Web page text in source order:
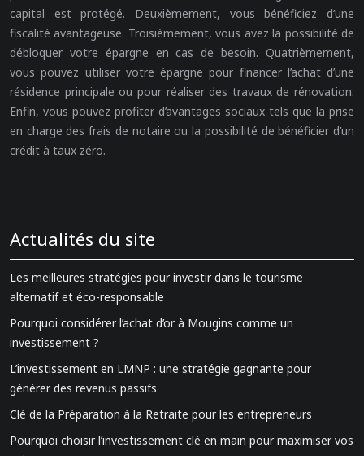
capital est protégé. Deuxièmement, vous bénéficiez d’une
fiscalité avantageuse. Troisièmement, vous avez la possibilité de
débloquer votre épargne en cas de besoin. Quatrièmement,
vous pouvez utiliser votre épargne pour financer l’achat d’une
résidence principale ou pour réaliser des travaux de rénovation.
Enfin, vous pouvez profiter d’avantages sociaux tels que la prise
en charge des frais de notaire ou la possibilité de bénéficier d’un
crédit à taux zéro.
Actualités du site
Les meilleures stratégies pour investir dans le tourisme
alternatif et éco-responsable
Pourquoi considérer l’achat d’or à Mougins comme un
investissement ?
L’investissement en LMNP : une stratégie gagnante pour
générer des revenus passifs
Clé de la Préparation à la Retraite pour les entrepreneurs
Pourquoi choisir l’investissement clé en main pour maximiser vos